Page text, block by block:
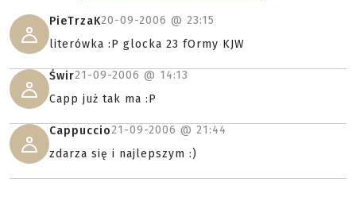
PieTrzaK20-09-2006 @ 23:15
literówka :P glocka 23 fOrmy KJW
Świr21-09-2006 @ 14:13
Capp już tak ma :P
Cappuccio21-09-2006 @ 21:44
zdarza się i najlepszym :)